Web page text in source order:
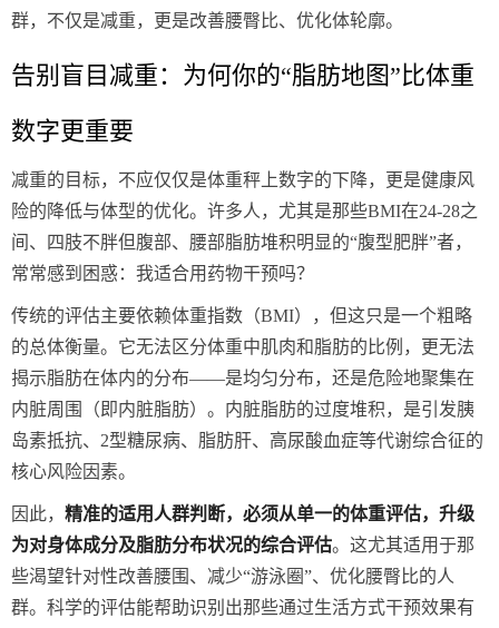
群，不仅是减重，更是改善腰臀比、优化体轮廓。
告别盲目减重：为何你的“脂肪地图”比体重
数字更重要
减重的目标，不应仅仅是体重秤上数字的下降，更是健康风
险的降低与体型的优化。许多人，尤其是那些BMI在24-28之
间、四肢不胖但腹部、腰部脂肪堆积明显的“腹型肥胖”者，
常常感到困惑：我适合用药物干预吗？
传统的评估主要依赖体重指数（BMI），但这只是一个粗略
的总体衡量。它无法区分体重中肌肉和脂肪的比例，更无法
揭示脂肪在体内的分布——是均匀分布，还是危险地聚集在
内脏周围（即内脏脂肪）。内脏脂肪的过度堆积，是引发胰
岛素抵抗、2型糖尿病、脂肪肝、高尿酸血症等代谢综合征的
核心风险因素。
因此， 精准的适用人群判断，必须从单一的体重评估，升级
为对身体成分及脂肪分布状况的综合评估。这尤其适用于那
些渴望针对性改善腰围、减少“游泳圈”、优化腰臀比的人
群。科学的评估能帮助识别出那些通过生活方式干预效果有